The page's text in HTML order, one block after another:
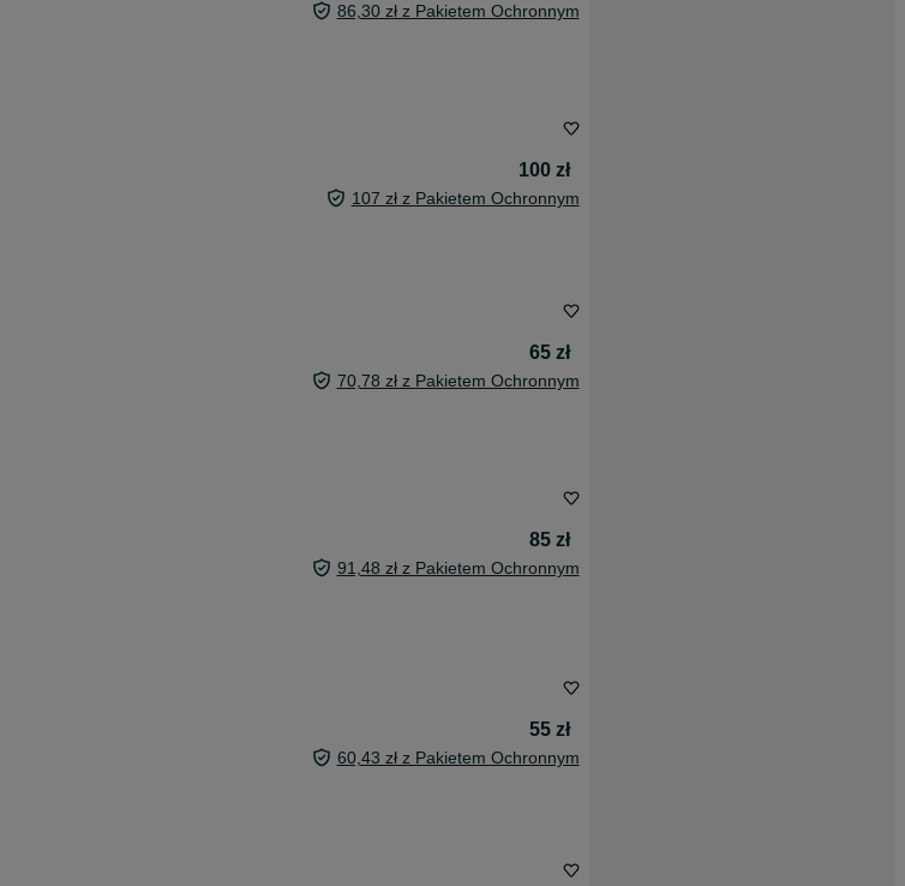
86,30 zł z Pakietem Ochronnym
100 zł
107 zł z Pakietem Ochronnym
65 zł
70,78 zł z Pakietem Ochronnym
85 zł
91,48 zł z Pakietem Ochronnym
55 zł
60,43 zł z Pakietem Ochronnym